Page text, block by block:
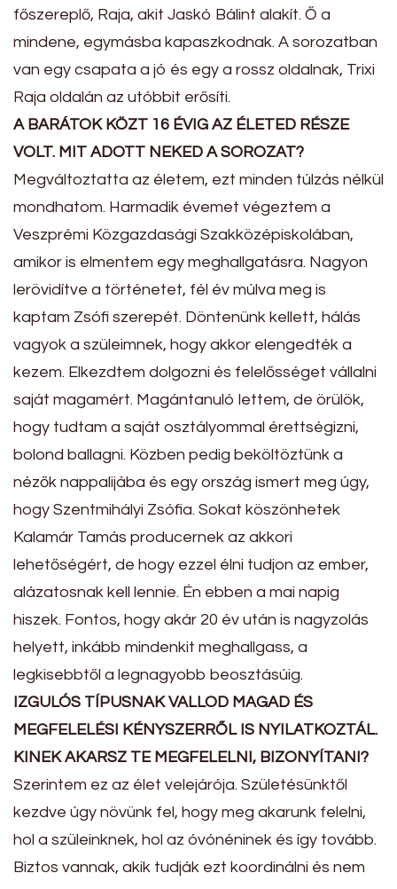
főszereplő, Raja, akit Jaskó Bálint alakít. Ő a
mindene, egymásba kapaszkodnak. A sorozatban
van egy csapata a jó és egy a rossz oldalnak, Trixi
Raja oldalán az utóbbit erősíti.
A BARÁTOK KÖZT 16 ÉVIG AZ ÉLETED RÉSZE
VOLT. MIT ADOTT NEKED A SOROZAT?
Megváltoztatta az életem, ezt minden túlzás nélkül
mondhatom. Harmadik évemet végeztem a
Veszprémi Közgazdasági Szakközépiskolában,
amikor is elmentem egy meghallgatásra. Nagyon
lerövidítve a történetet, fél év múlva meg is
kaptam Zsófi szerepét. Döntenünk kellett, hálás
vagyok a szüleimnek, hogy akkor elengedték a
kezem. Elkezdtem dolgozni és felelősséget vállalni
saját magamért. Magántanuló lettem, de örülök,
hogy tudtam a saját osztályommal érettségizni,
bolond ballagni. Közben pedig beköltöztünk a
nézők nappalijába és egy ország ismert meg úgy,
hogy Szentmihályi Zsófia. Sokat köszönhetek
Kalamár Tamás producernek az akkori
lehetőségért, de hogy ezzel élni tudjon az ember,
alázatosnak kell lennie. Én ebben a mai napig
hiszek. Fontos, hogy akár 20 év után is nagyzolás
helyett, inkább mindenkit meghallgass, a
legkisebbtől a legnagyobb beosztásúig.
IZGULÓS TÍPUSNAK VALLOD MAGAD ÉS
MEGFELELÉSI KÉNYSZERRŐL IS NYILATKOZTÁL.
KINEK AKARSZ TE MEGFELELNI, BIZONYÍTANI?
Szerintem ez az élet velejárója. Születésünktől
kezdve úgy növünk fel, hogy meg akarunk felelni,
hol a szüleinknek, hol az óvónéninek és így tovább.
Biztos vannak, akik tudják ezt koordinálni és nem